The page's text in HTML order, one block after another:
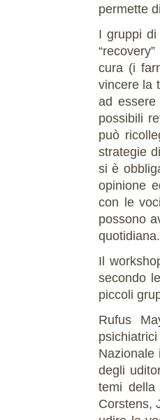
permette
I gruppi
cura (i
vincere la
ad
possibili
può
strategie
si è
opinione
con le
possono
quotidiana.
Il
secondo
piccoli
Rufus
Nazionale
degli
temi della
Corstens,